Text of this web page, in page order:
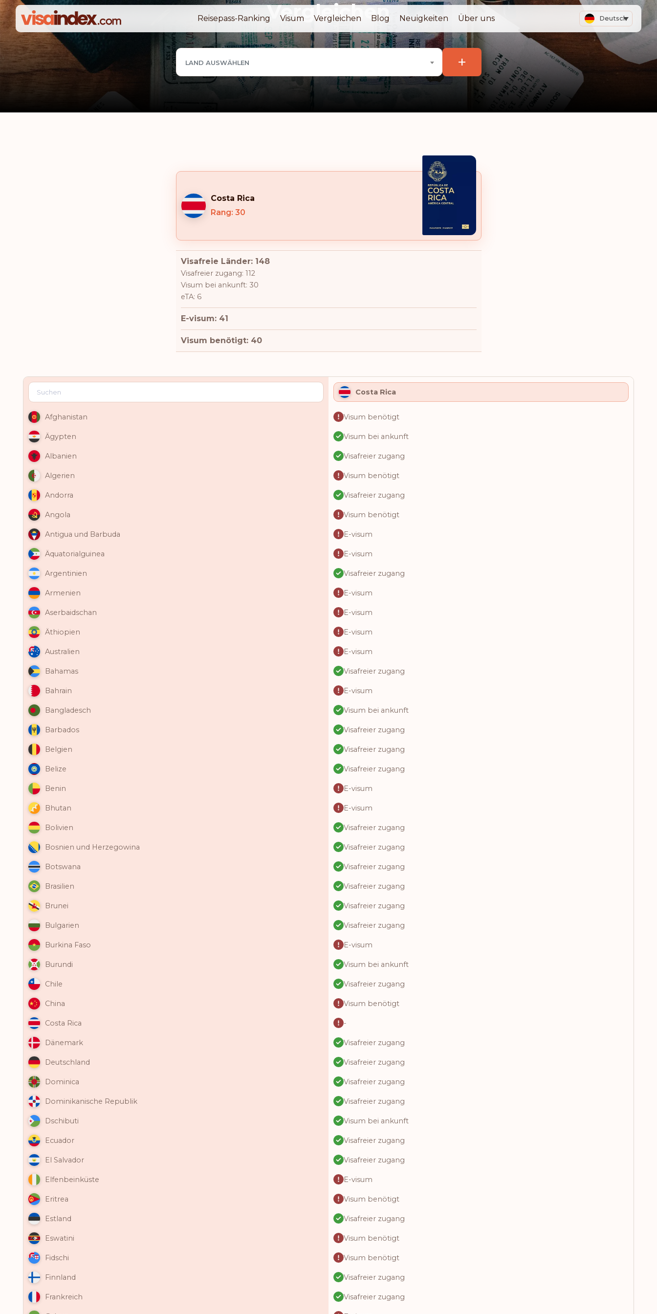
Deutsch
Reisepass-Ranking Visum Vergleichen Blog Neuigkeiten Über uns
Vergleichen
LAND AUSWÄHLEN +
Costa Rica
Rang: 30
Visafreie Länder: 148
Visafreier zugang: 112
Visum bei ankunft: 30
eTA: 6
E-visum: 41
Visum benötigt: 40
Costa Rica
Afghanistan Visum benötigt
Ägypten Visum bei ankunft
Albanien Visafreier zugang
Algerien Visum benötigt
Andorra Visafreier zugang
Angola Visum benötigt
Antigua und Barbuda E-visum
Äquatorialguinea E-visum
Argentinien Visafreier zugang
Armenien E-visum
Aserbaidschan E-visum
Äthiopien E-visum
Australien E-visum
Bahamas Visafreier zugang
Bahrain E-visum
Bangladesch Visum bei ankunft
Barbados Visafreier zugang
Belgien Visafreier zugang
Belize Visafreier zugang
Benin E-visum
Bhutan E-visum
Bolivien Visafreier zugang
Bosnien und Herzegowina Visafreier zugang
Botswana Visafreier zugang
Brasilien Visafreier zugang
Brunei Visafreier zugang
Bulgarien Visafreier zugang
Burkina Faso E-visum
Burundi Visum bei ankunft
Chile Visafreier zugang
China Visum benötigt
Costa Rica -
Dänemark Visafreier zugang
Deutschland Visafreier zugang
Dominica Visafreier zugang
Dominikanische Republik Visafreier zugang
Dschibuti Visum bei ankunft
Ecuador Visafreier zugang
El Salvador Visafreier zugang
Elfenbeinküste E-visum
Eritrea Visum benötigt
Estland Visafreier zugang
Eswatini Visum benötigt
Fidschi Visum benötigt
Finnland Visafreier zugang
Frankreich Visafreier zugang